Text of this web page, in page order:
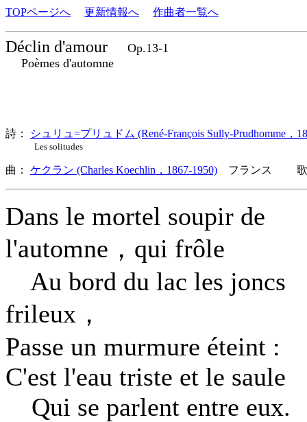
TOPページへ 更新情報へ 作曲者一覧へ
Déclin d'amour
Op.13-1
Poèmes d'automne
詩： シュリュ=プリュドム (René-François Sully-Prudhomme，
Les solitudes
曲： ケクラン (Charles Koechlin，1867-1950) フランス 歌詞
Dans le mortel soupir de
l'automne，qui frôle
Au bord du lac les joncs
frileux，
Passe un murmure éteint :
C'est l'eau triste et le saule
Qui se parlent entre eux.